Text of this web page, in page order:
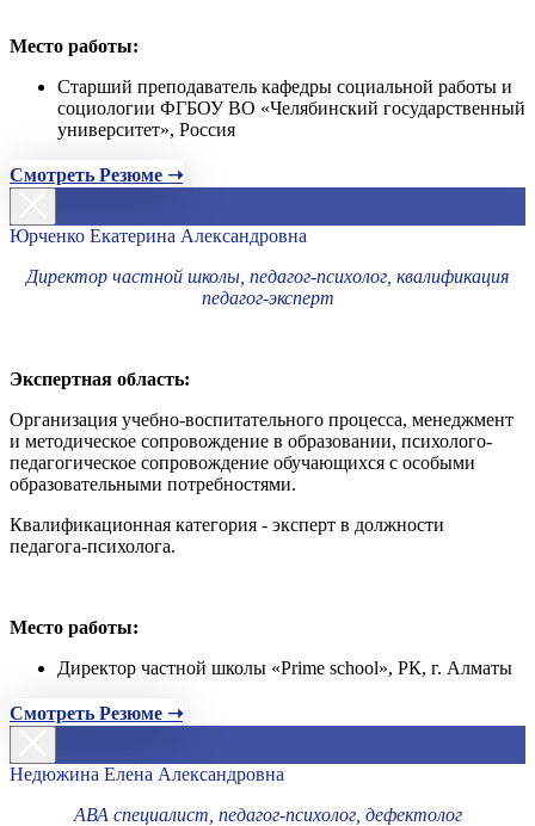
Место работы:
Старший преподаватель кафедры социальной работы и
социологии ФГБОУ ВО «Челябинский государственный
университет», Россия
Смотреть Резюме ➝
Юрченко Екатерина Александровна
Директор частной школы, педагог-психолог, квалификация
педагог-эксперт
Экспертная область:
Организация учебно-воспитательного процесса, менеджмент
и методическое сопровождение в образовании, психолого-
педагогическое сопровождение обучающихся с особыми
образовательными потребностями.
Квалификационная категория - эксперт в должности
педагога-психолога.
Место работы:
Директор частной школы «Prime school», РК, г. Алматы
Смотреть Резюме ➝
Недюжина Елена Александровна
АВА специалист, педагог-психолог, дефектолог